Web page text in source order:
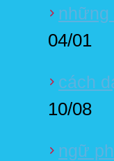
những
04/01
cách
10/08
ngữ